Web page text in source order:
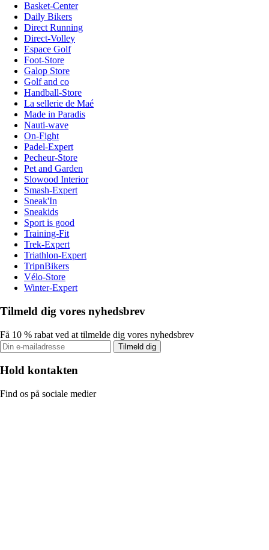
Basket-Center
Daily Bikers
Direct Running
Direct-Volley
Espace Golf
Foot-Store
Galop Store
Golf and co
Handball-Store
La sellerie de Maé
Made in Paradis
Nauti-wave
On-Fight
Padel-Expert
Pecheur-Store
Pet and Garden
Slowood Interior
Smash-Expert
Sneak'In
Sneakids
Sport is good
Training-Fit
Trek-Expert
Triathlon-Expert
TripnBikers
Vélo-Store
Winter-Expert
Tilmeld dig vores nyhedsbrev
Få 10 % rabat ved at tilmelde dig vores nyhedsbrev
Tilmeld dig
Hold kontakten
Find os på sociale medier